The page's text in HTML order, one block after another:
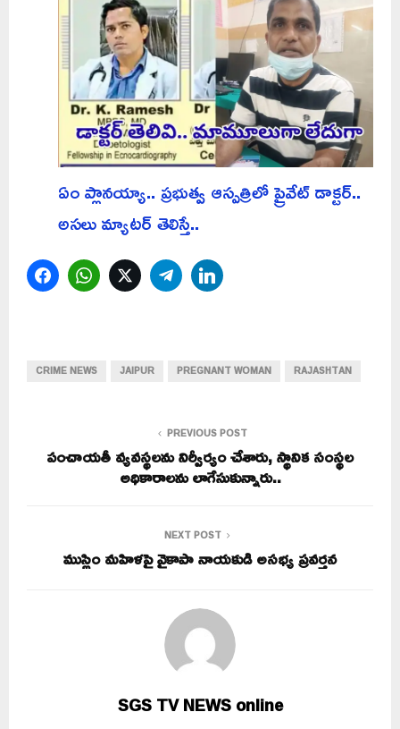
ఏం ప్లానయ్యా.. ప్రభుత్వ ఆస్పత్రిలో ప్రైవేట్ డాక్టర్..
అసలు మ్యాటర్ తెలిస్తే..
FacebookWhatsAppTwitterTelegram
CRIME NEWS JAIPUR PREGNANT WOMAN RAJASHTAN
PREVIOUS POST
పంచాయతీ వ్యవస్థలను నిర్వీర్యం చేశారు, స్థానిక సంస్థల
అధికారాలను లాగేసుకున్నారు..
NEXT POST
ముస్లిం మహిళపై వైకాపా నాయకుడి అసభ్య ప్రవర్తన
SGS TV NEWS online